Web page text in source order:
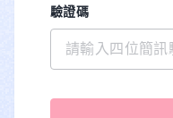
驗證碼